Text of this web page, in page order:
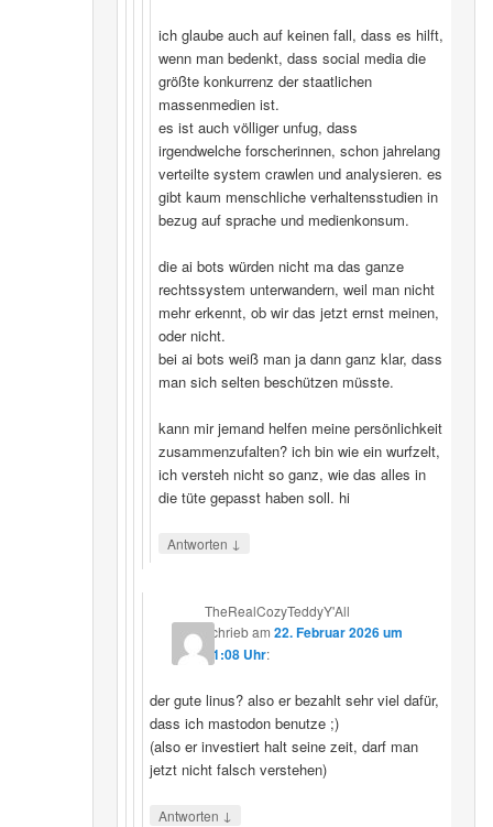
ich glaube auch auf keinen fall, dass es hilft,
wenn man bedenkt, dass social media die
größte konkurrenz der staatlichen
massenmedien ist.
es ist auch völliger unfug, dass
irgendwelche forscherinnen, schon jahrelang
verteilte system crawlen und analysieren. es
gibt kaum menschliche verhaltensstudien in
bezug auf sprache und medienkonsum.
die ai bots würden nicht ma das ganze
rechtssystem unterwandern, weil man nicht
mehr erkennt, ob wir das jetzt ernst meinen,
oder nicht.
bei ai bots weiß man ja dann ganz klar, dass
man sich selten beschützen müsste.
kann mir jemand helfen meine persönlichkeit
zusammenzufalten? ich bin wie ein wurfzelt,
ich versteh nicht so ganz, wie das alles in
die tüte gepasst haben soll. hi
Antworten ↓
TheRealCozyTeddyY'All
schriebam22. Februar 2026 um
21:08 Uhr:
der gute linus? also er bezahlt sehr viel dafür,
dass ich mastodon benutze ;)
(also er investiert halt seine zeit, darf man
jetzt nicht falsch verstehen)
Antworten ↓